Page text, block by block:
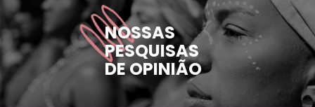
NOSSAS
PESQUISAS
DE OPINIÃO